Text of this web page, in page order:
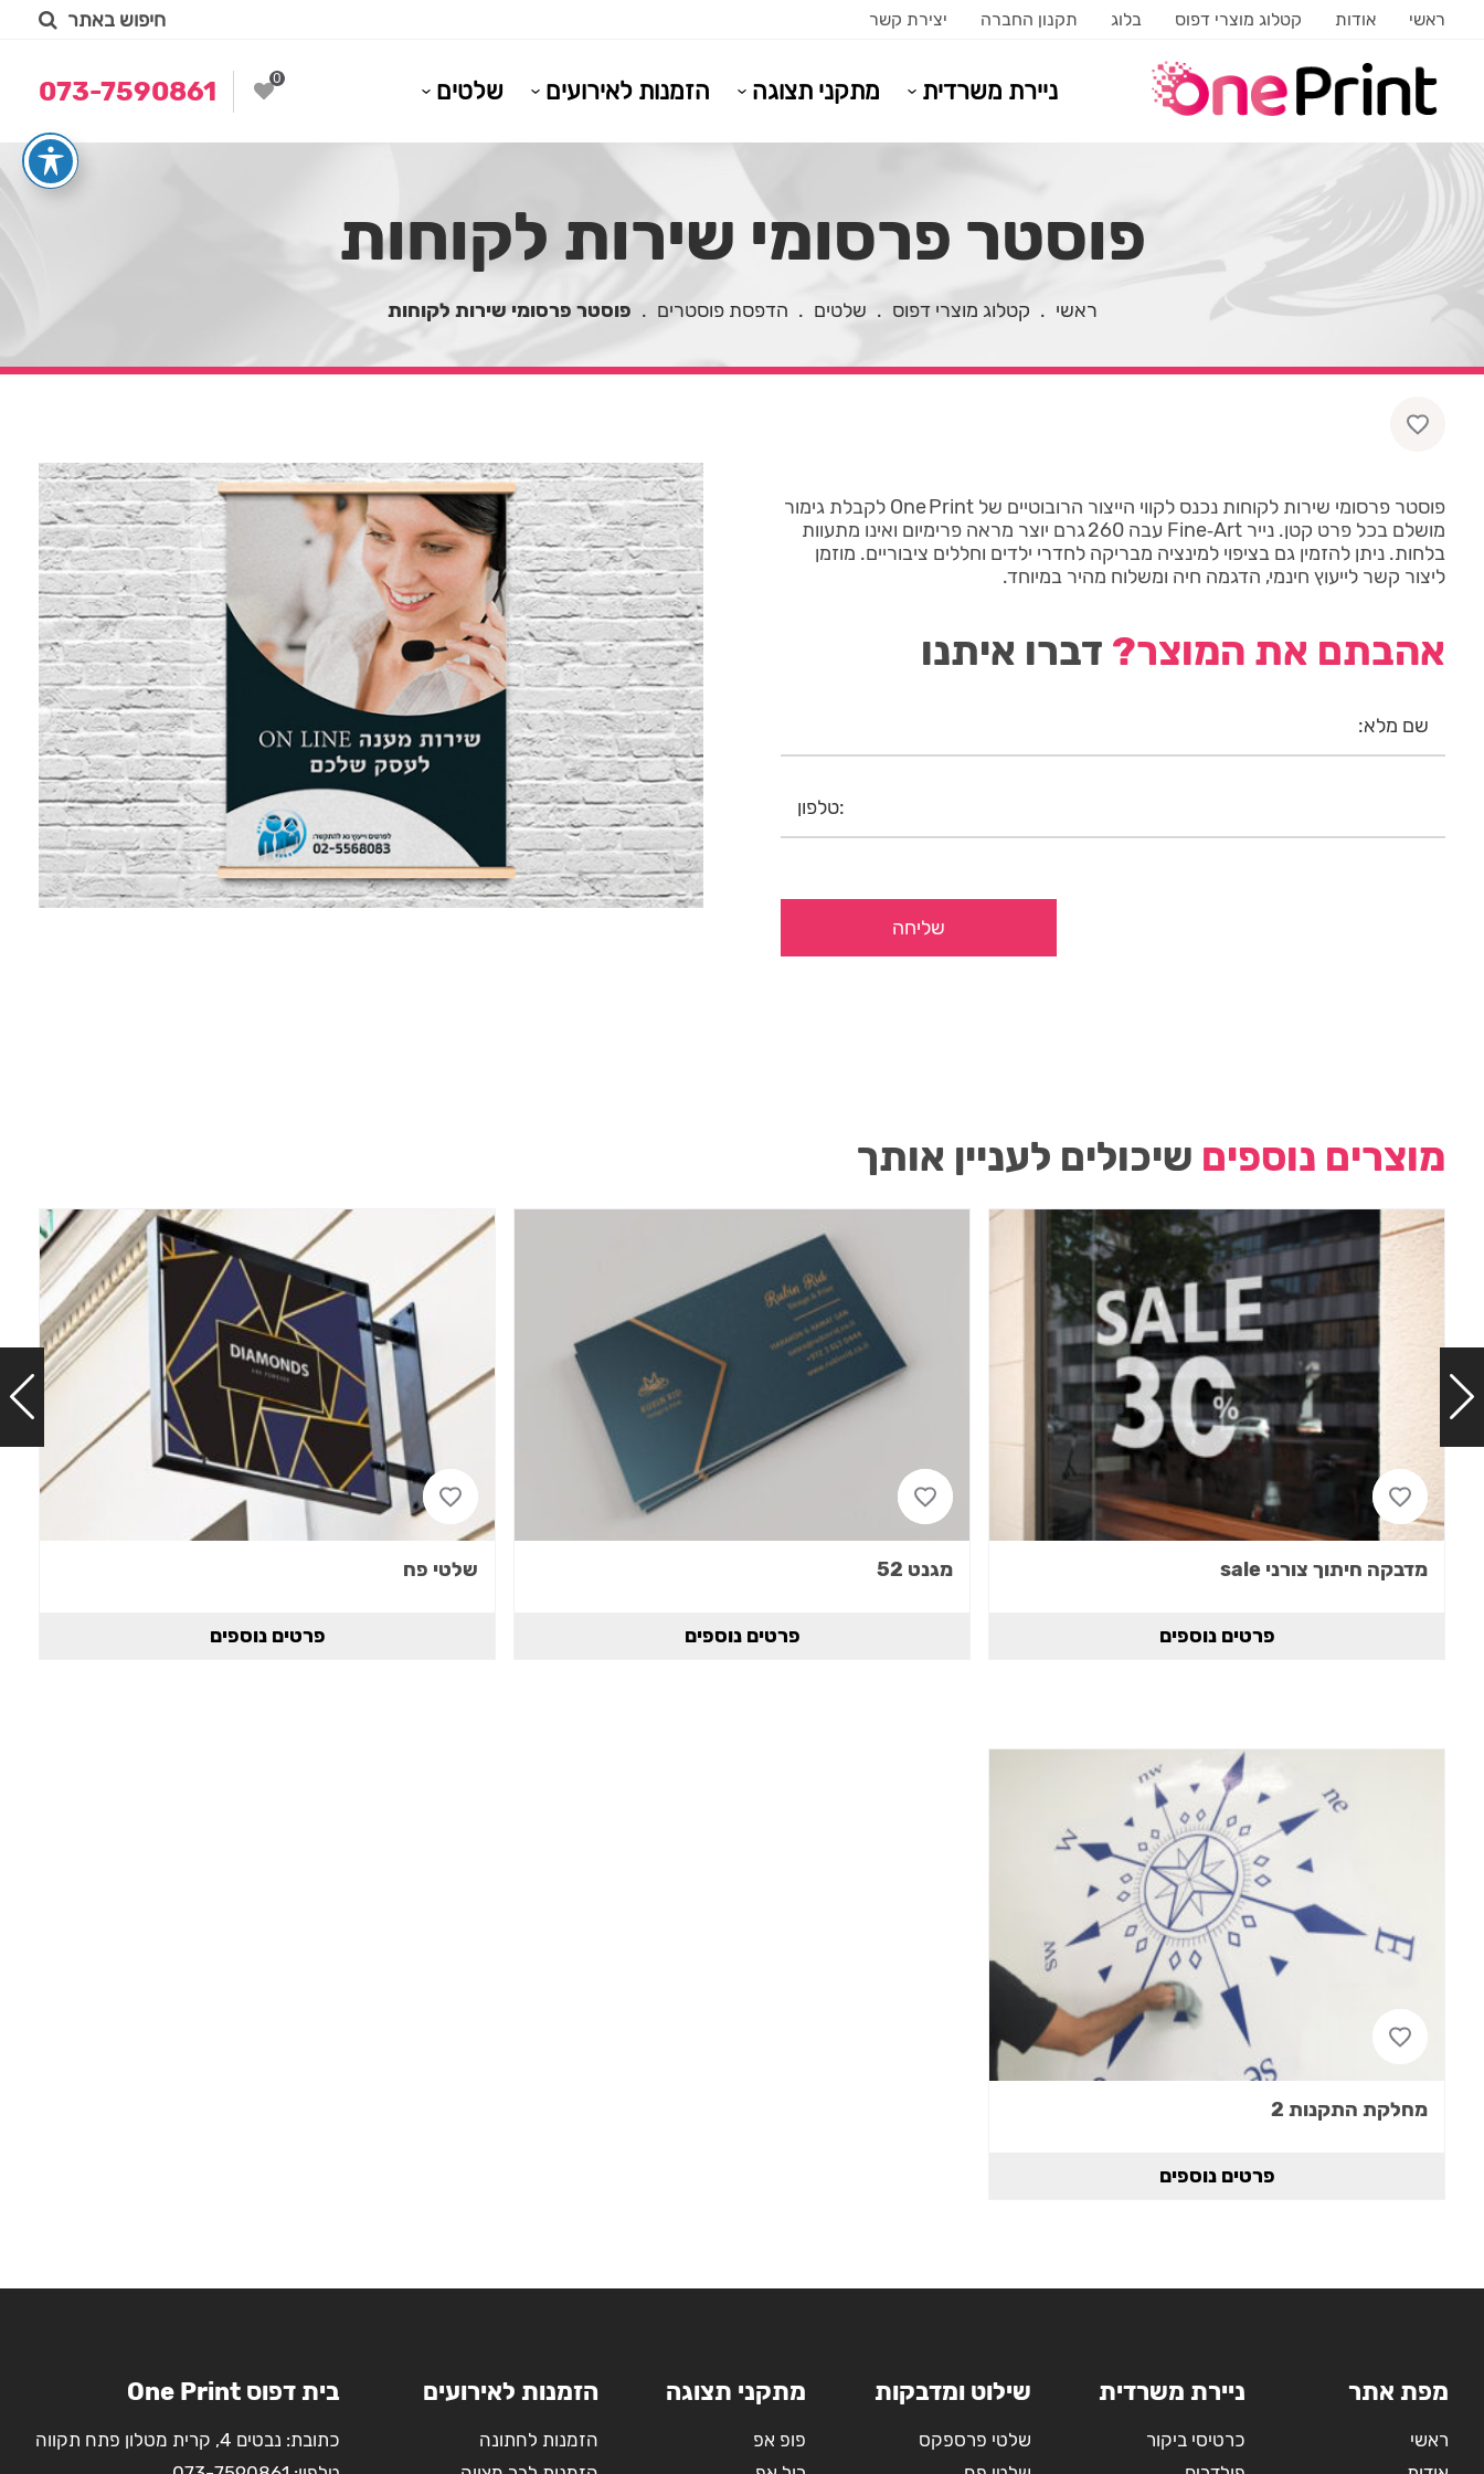
ראשי אודות קטלוג מוצרי דפוס בלוג תקנון החברה יצירת קשר חיפוש באתר
ניירת משרדית מתקני תצוגה הזמנות לאירועים שלטים 0
073-7590861
פוסטר פרסומי שירות לקוחות
ראשי . קטלוג מוצרי דפוס . שלטים . הדפסת פוסטרים . פוסטר פרסומי שירות לקוחות
פוסטר פרסומי שירות לקוחות נכנס לקווי הייצור הרובוטיים של One Print לקבלת גימור
מושלם בכל פרט קטן. נייר Fine‑Art עבה 260 גרם יוצר מראה פרימיום ואינו מתעוות
בלחות. ניתן להזמין גם בציפוי למינציה מבריקה לחדרי ילדים וחללים ציבוריים. מוזמן
ליצור קשר לייעוץ חינמי, הדגמה חיה ומשלוח מהיר במיוחד.
אהבתם את המוצר? דברו איתנו
מוצרים נוספים שיכולים לעניין אותך
מדבקה חיתוך צורני sale
פרטים נוספים
מגנט 52
פרטים נוספים
שלטי פח
פרטים נוספים
מחלקת התקנות 2
פרטים נוספים
מפת אתר
ראשי
ניירת משרדית
כרטיסי ביקור
שילוט ומדבקות
שלטי פרספקס
מתקני תצוגה
פופ אפ
הזמנות לאירועים
הזמנות לחתונה
בית דפוס One Print
כתובת: נבטים 4, קרית מטלון פתח תקווה